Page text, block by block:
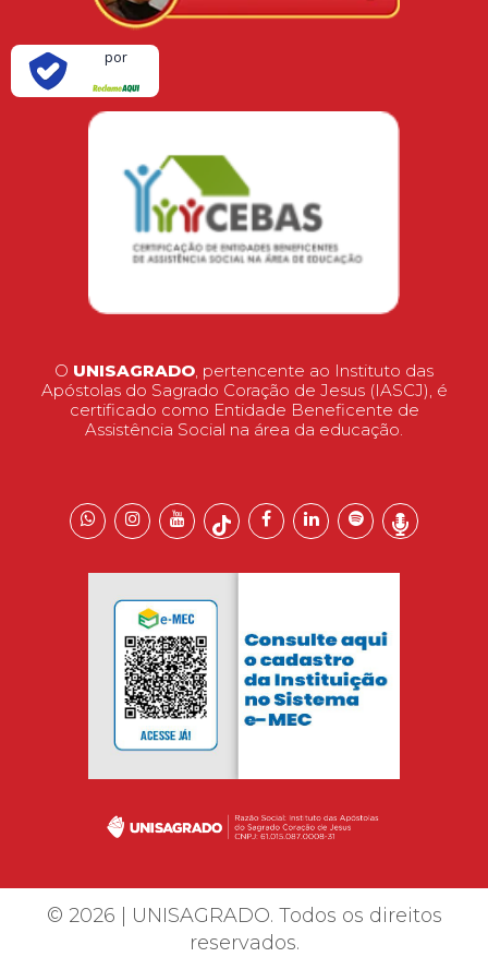
por
O UNISAGRADO, pertencente ao Instituto das
Apóstolas do Sagrado Coração de Jesus (IASCJ), é
certificado como Entidade Beneficente de
Assistência Social na área da educação.
© 2026 | UNISAGRADO. Todos os direitos
reservados.